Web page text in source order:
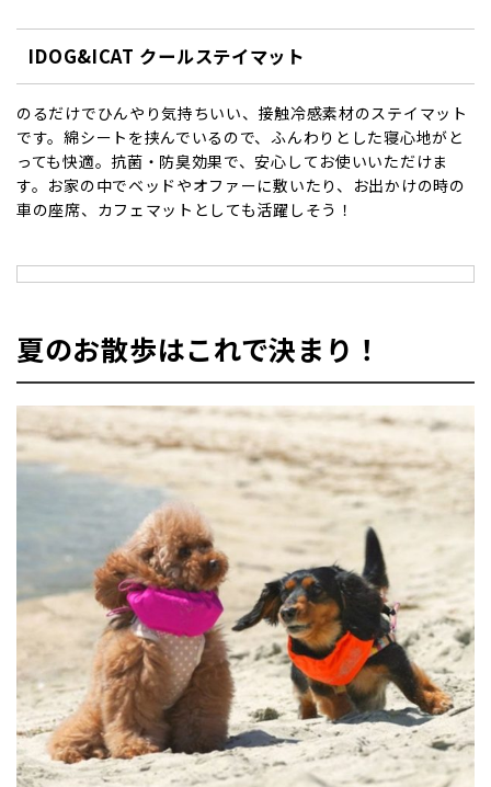
IDOG&ICAT クールステイマット
のるだけでひんやり気持ちいい、接触冷感素材のステイマット
です。綿シートを挟んでいるので、ふんわりとした寝心地がと
っても快適。抗菌・防臭効果で、安心してお使いいただけま
す。お家の中でベッドやオファーに敷いたり、お出かけの時の
車の座席、カフェマットとしても活躍しそう！
夏のお散歩はこれで決まり！